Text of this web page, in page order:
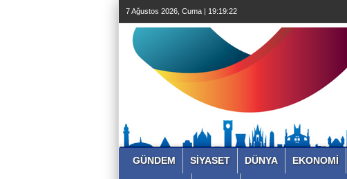
7 Ağustos 2026, Cuma | 19:19:22
GÜNDEM SİYASET DÜNYA EKONOMİ